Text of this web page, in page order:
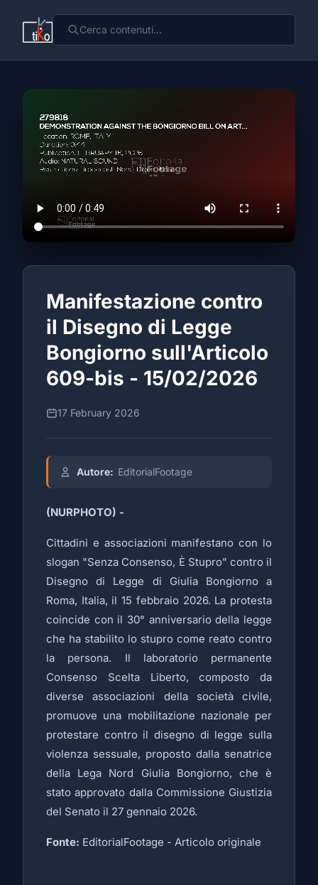
Manifestazione contro
il Disegno di Legge
Bongiorno sull'Articolo
609-bis - 15/02/2026
17 February 2026
Autore: EditorialFootage
(NURPHOTO) -
Cittadini e associazioni manifestano con lo
slogan "Senza Consenso, È Stupro" contro il
Disegno di Legge di Giulia Bongiorno a
Roma, Italia, il 15 febbraio 2026. La protesta
coincide con il 30° anniversario della legge
che ha stabilito lo stupro come reato contro
la persona. Il laboratorio permanente
Consenso Scelta Liberto, composto da
diverse associazioni della società civile,
promuove una mobilitazione nazionale per
protestare contro il disegno di legge sulla
violenza sessuale, proposto dalla senatrice
della Lega Nord Giulia Bongiorno, che è
stato approvato dalla Commissione Giustizia
del Senato il 27 gennaio 2026.
Fonte: EditorialFootage - Articolo originale